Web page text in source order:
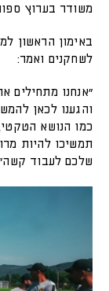
משודר בערוץ ספורט 4 (אפיק
באימון הראשון
לשחקנים ואמר:
״אנחנו מתחילים
והגענו לכאן
כמו הנושא
תמשיכו להיות
שלכם לעבוד